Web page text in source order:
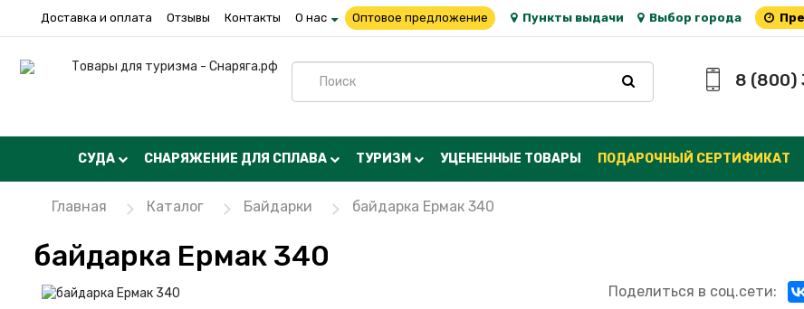
Доставка и оплата Отзывы Контакты О нас Оптовое предложение Пункты выдачи Выбор города
8 (800)
СУДА СНАРЯЖЕНИЕ ДЛЯ СПЛАВА ТУРИЗМ УЦЕНЕННЫЕ ТОВАРЫ ПОДАРОЧНЫЙ СЕРТИФИКАТ
Главная Каталог Байдарки байдарка Ермак 340
байдарка Ермак 340
Поделиться в соц.сети: